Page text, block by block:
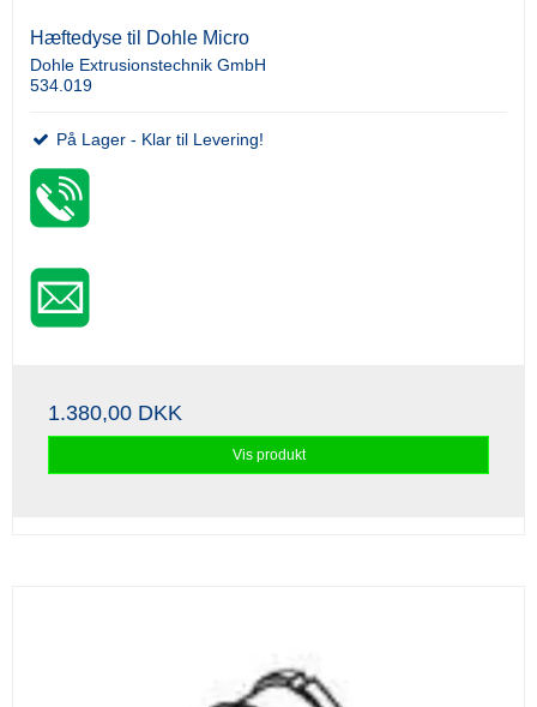
Hæftedyse til Dohle Micro
Dohle Extrusionstechnik GmbH
534.019
På Lager - Klar til Levering!
1.380,00 DKK
Vis produkt